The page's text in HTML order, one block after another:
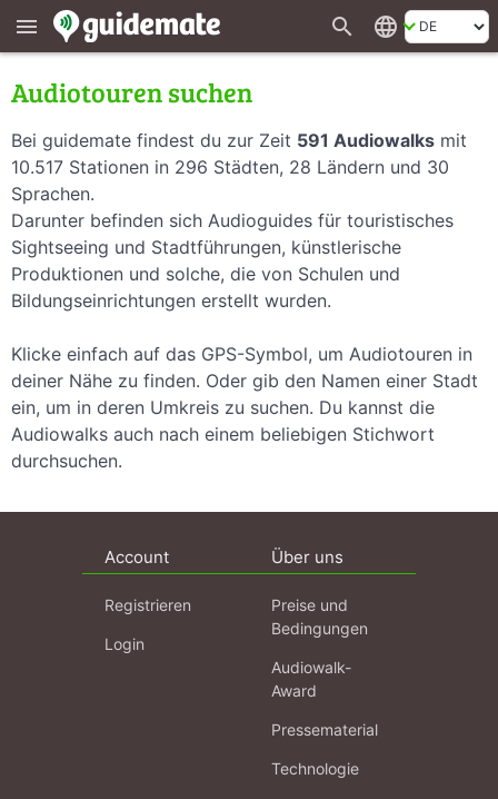
menu search language
Audiotouren suchen
Bei guidemate findest du zur Zeit 591 Audiowalks mit
10.517 Stationen in 296 Städten, 28 Ländern und 30
Sprachen.
Darunter befinden sich Audioguides für touristisches
Sightseeing und Stadtführungen, künstlerische
Produktionen und solche, die von Schulen und
Bildungseinrichtungen erstellt wurden.
Klicke einfach auf das GPS-Symbol, um Audiotouren in
deiner Nähe zu finden. Oder gib den Namen einer Stadt
ein, um in deren Umkreis zu suchen. Du kannst die
Audiowalks auch nach einem beliebigen Stichwort
durchsuchen.
Account
Registrieren
Login
Über uns
Preise und
Bedingungen
Audiowalk-
Award
Pressematerial
Technologie